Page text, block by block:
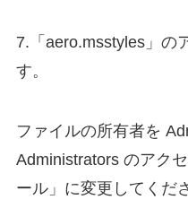
7.「aero.msstyles」の
す。
ファイルの所有者を
Administrators のアク
ール」に変更してくだ